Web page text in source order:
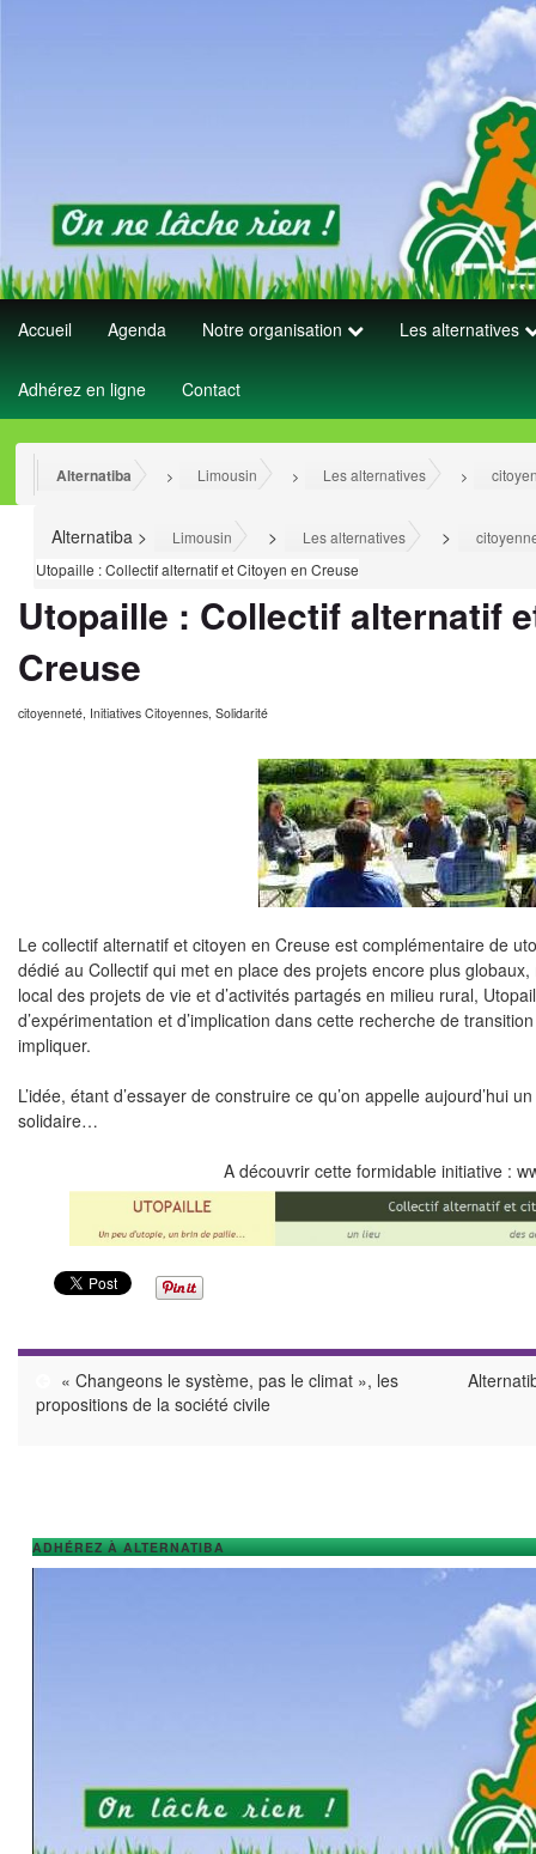
Accueil Agenda Notre organisation Les alternatives
Adhérez en ligne Contact
Alternatiba > Limousin > Les alternatives >
Alternatiba > Limousin > Les alternatives >
Utopaille : Collectif alternatif et Citoyen en Creuse
Utopaille : Collectif alternatif
Creuse
citoyenneté, Initiatives Citoyennes, Solidarité
Le collectif alternatif et citoyen en Creuse est complémentaire de
dédié au Collectif qui met en place des projets encore plus
local des projets de vie et d’activités partagés en milieu rural,
d’expérimentation et d’implication dans cette recherche de
impliquer.
L’idée, étant d’essayer de construire ce qu’on appelle aujourd’hui
solidaire…
A découvrir cette formidable initiative :
« Changeons le système, pas le climat », les
propositions de la société civile
ADHÉREZ À ALTERNATIBA